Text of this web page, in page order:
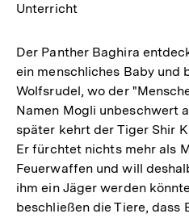
Unterricht
Der Panther Baghira
ein menschliches Baby und
Wolfsrudel, wo der
Namen Mogli unbeschwert
später kehrt der Tiger Shir
Er fürchtet nichts mehr als
Feuerwaffen und will
ihm ein Jäger werden
beschließen die Tiere, dass